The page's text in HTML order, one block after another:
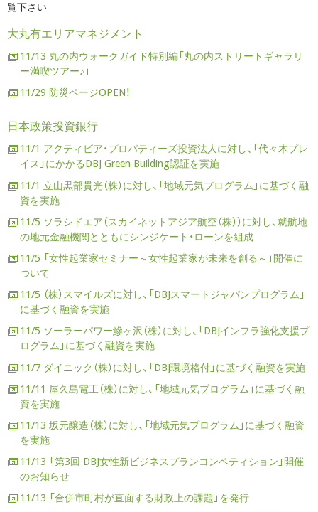
覧下さい
大丸有エリアマネジメント
11/13 丸の内ウォークガイド特別編「丸の内ストリートギャラリ
ー満喫ツアー♪」
11/29 防災ページOPEN！
日本政策投資銀行
11/1 アクティビア・プロパティーズ投資法人に対し、「代々木プレ
イス」にかかるDBJ Green Building認証を実施
11/1 立山黒部貫光（株）に対し、「地域元気プログラム」に基づく融
資を実施
11/5 ソラシドエア（スカイネットアジア航空（株））に対し、就航地
の地元金融機関とともにシンジケート・ローンを組成
11/5 「女性起業家セミナー～女性起業家が未来を創る～」開催に
ついて
11/5 （株）スマイルズに対し、「DBJスマートジャパンプログラム」
に基づく融資を実施
11/5 ソーラーパワー鰺ヶ沢（株）に対し、「DBJインフラ強化支援プ
ログラム」に基づく融資を実施
11/7 ダイニック（株）に対し、「DBJ環境格付」に基づく融資を実施
11/11 屋久島電工（株）に対し、「地域元気プログラム」に基づく融
資を実施
11/13 坂元醸造（株）に対し、「地域元気プログラム」に基づく融資
を実施
11/13 「第3回 DBJ女性新ビジネスプランコンペティション」開催
のお知らせ
11/13 「合併市町村が直面する財政上の課題」を発行